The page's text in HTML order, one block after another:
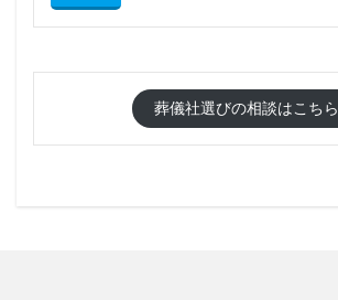
葬儀社選びの相談はこちら